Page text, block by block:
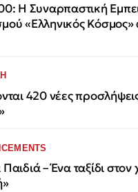
Η Συναρπαστική
«Ελληνικός
420 νέες
Παιδιά – Ένα ταξίδι